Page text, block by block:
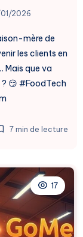
01/2026
mère de
les clients en
Mais que va
😏 #FoodTech
7 min de lecture
17